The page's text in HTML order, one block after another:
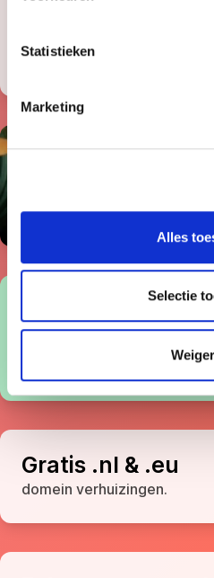
Statistieken
Marketing
Alles
Selectie
99.9%+
uptime
Gratis .nl & .eu
domein verhuizingen.